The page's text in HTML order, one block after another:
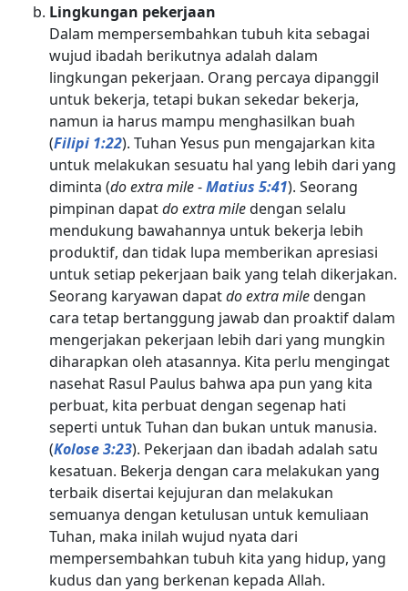
Lingkungan pekerjaan
Dalam mempersembahkan tubuh kita sebagai
wujud ibadah berikutnya adalah dalam
lingkungan pekerjaan. Orang percaya dipanggil
untuk bekerja, tetapi bukan sekedar bekerja,
namun ia harus mampu menghasilkan buah
(Filipi 1:22). Tuhan Yesus pun mengajarkan kita
untuk melakukan sesuatu hal yang lebih dari yang
diminta (do extra mile-Matius 5:41). Seorang
pimpinan dapatdo extra miledengan selalu
mendukung bawahannya untuk bekerja lebih
produktif, dan tidak lupa memberikan apresiasi
untuk setiap pekerjaan baik yang telah dikerjakan.
Seorang karyawan dapatdo extra miledengan
cara tetap bertanggung jawab dan proaktif dalam
mengerjakan pekerjaan lebih dari yang mungkin
diharapkan oleh atasannya. Kita perlu mengingat
nasehat Rasul Paulus bahwa apa pun yang kita
perbuat, kita perbuat dengan segenap hati
seperti untuk Tuhan dan bukan untuk manusia.
(Kolose 3:23). Pekerjaan dan ibadah adalah satu
kesatuan. Bekerja dengan cara melakukan yang
terbaik disertai kejujuran dan melakukan
semuanya dengan ketulusan untuk kemuliaan
Tuhan, maka inilah wujud nyata dari
mempersembahkan tubuh kita yang hidup, yang
kudus dan yang berkenan kepada Allah.